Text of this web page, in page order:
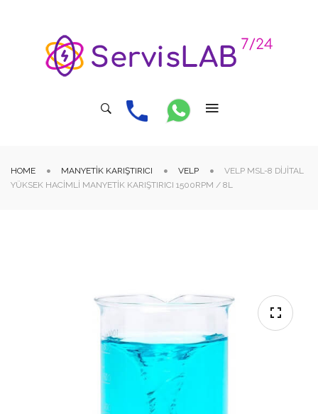
HOME MANYETIK KARIŞTIRICI VELP
VELP MSL-8 DIJITAL
YÜKSEK HACIMLI MANYETIK KARIŞTIRICI 1500RPM / 8L